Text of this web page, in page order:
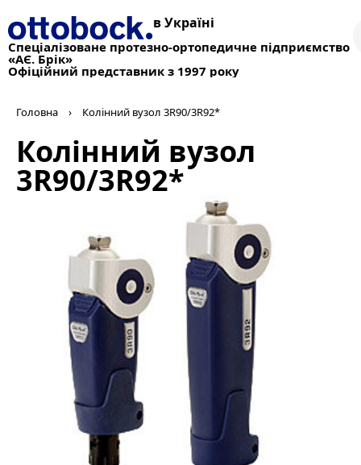
в Україні
Спеціалізоване протезно-ортопедичне підприємство
«АЄ. Брік»
Офіційний представник з 1997 року
Головна › Колінний вузол 3R90/3R92*
Колінний вузол
3R90/3R92*